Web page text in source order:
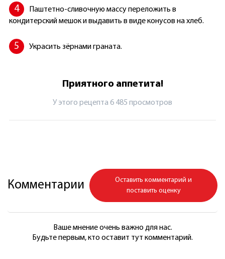
Паштетно-сливочную массу переложить в
кондитерский мешок и выдавить в виде конусов на хлеб.
Украсить зёрнами граната.
Приятного аппетита!
У этого рецепта 6 485 просмотров
Комментарии
Оставить комментарий и
поставить оценку
Ваше мнение очень важно для нас.
Будьте первым, кто оставит тут комментарий.